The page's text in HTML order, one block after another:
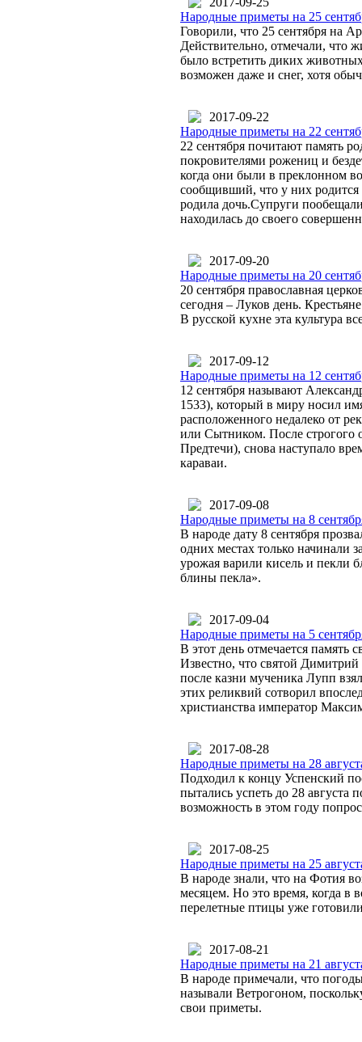
Народные приметы на 25
Говорили, что 25 сентября на
Действительно, отмечали, что
было встретить диких
возможен даже и снег, хотя
2017-09-22
Народные приметы на 22
22 сентября почитают память
покровителями рожениц и
когда они были в преклонном
сообщивший, что у них
родила дочь.Супруги
находилась до своего
2017-09-20
Народные приметы на 20
20 сентября православная
сегодня – Луков день.
В русской кухне эта культура
2017-09-12
Народные приметы на 12
12 сентября называют
1533), который в миру носил
расположенного недалеко от
или Сытником. После строгого
Предтечи), снова наступало
караваи.
2017-09-08
Народные приметы на 8
В народе дату 8 сентября
одних местах только начинали
урожая варили кисель и пекли
блины пекла».
2017-09-04
Народные приметы на 5
В этот день отмечается
Известно, что святой
после казни мученика Лупп
этих реликвий сотворил
христианства император
2017-08-28
Народные приметы на 28
Подходил к концу Успенский
пытались успеть до 28 августа
возможность в этом году
2017-08-25
Народные приметы на 25
В народе знали, что на Фотия
месяцем. Но это время, когда в
перелетные птицы уже
2017-08-21
Народные приметы на 21
В народе примечали, что
называли Ветрогоном,
свои приметы.